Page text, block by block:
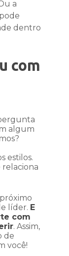
a
dentro
com
algum
estilos.
líder. E
com
. Assim,
de
você!